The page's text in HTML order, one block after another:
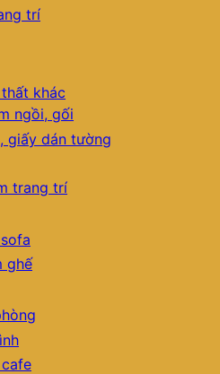
trí
khác
ngồi, gối
giấy dán tường
trang trí
ghế